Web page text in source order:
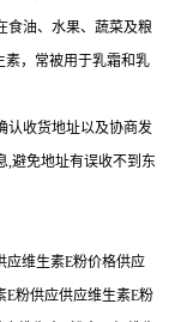
食油、水果、蔬菜及粮
素，常被用于乳霜和乳
认收货地址以及协商发
,避免地址有误收不到东
应维生素E粉价格供应
E粉供应供应维生素E粉